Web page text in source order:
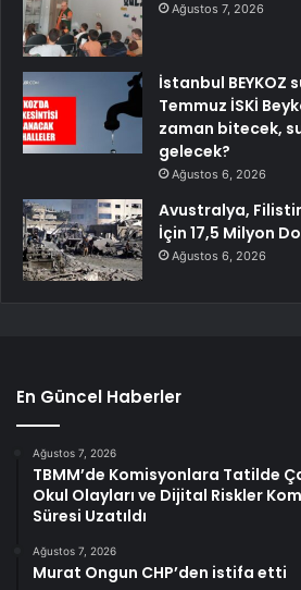
Ağustos 7, 2026
İstanbul BEYKOZ
Temmuz İSKİ
zaman bitecek,
gelecek?
Ağustos 6, 2026
Avustralya,
İçin 17,5 Milyon
Ağustos 6, 2026
En Güncel Haberler
Ağustos 7, 2026
TBMM’de Komisyonlara Tatilde
Okul Olayları ve Dijital Riskler
Süresi Uzatıldı
Ağustos 7, 2026
Murat Ongun CHP’den istifa etti